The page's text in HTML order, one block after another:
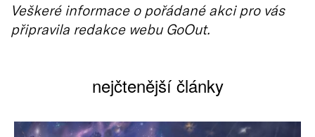
Veškeré informace o pořádané akci pro vás
připravila redakce webu GoOut.
nejčtenější články